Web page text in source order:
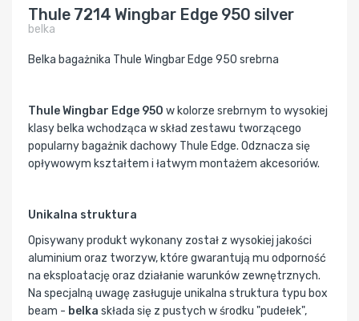
Thule 7214 Wingbar Edge 950 silver
belka
Belka bagażnika Thule Wingbar Edge 950 srebrna
Thule Wingbar Edge 950 w kolorze srebrnym to wysokiej
klasy belka wchodząca w skład zestawu tworzącego
popularny bagażnik dachowy Thule Edge. Odznacza się
opływowym kształtem i łatwym montażem akcesoriów.
Unikalna struktura
Opisywany produkt wykonany został z wysokiej jakości
aluminium oraz tworzyw, które gwarantują mu odporność
na eksploatację oraz działanie warunków zewnętrznych.
Na specjalną uwagę zasługuje unikalna struktura typu box
beam - belka składa się z pustych w środku "pudełek",